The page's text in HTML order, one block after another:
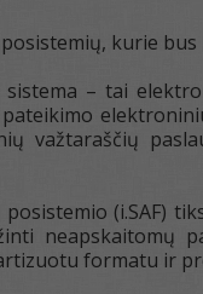
posistemių, kurie
sistema – tai
važtaraščių
(i.SAF)
neapskaitomų
formatu ir